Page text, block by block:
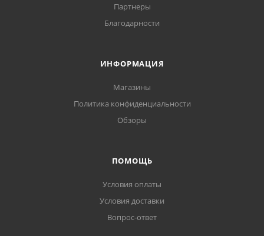
Партнеры
Благодарности
ИНФОРМАЦИЯ
Магазины
Политика конфиденциальности
Обзоры
ПОМОЩЬ
Условия оплаты
Условия доставки
Вопрос-ответ